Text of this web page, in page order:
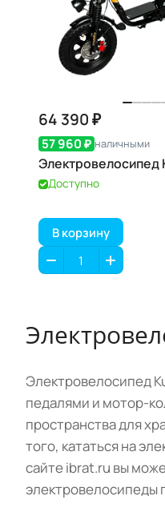
64 390 ₽
57 960 ₽ наличными
Электровелосипед
Доступно
В корзину
Электровелосипед
педалями и мотор-
пространства для
того, кататься на
сайте ibrat.ru вы
электровелосипеды